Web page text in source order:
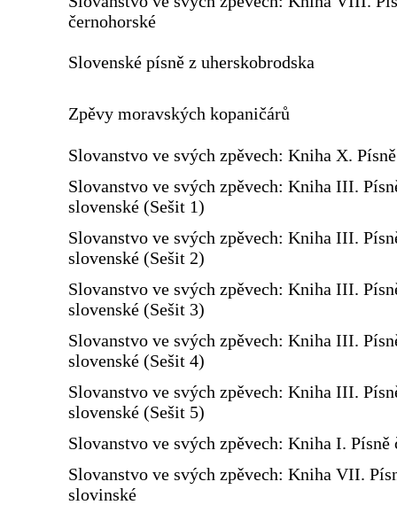
černohorské
Slovenské písně z uherskobrodska
Zpěvy moravských kopaničárů
Slovanstvo ve svých zpěvech: Kniha X.
Slovanstvo ve svých zpěvech: Kniha III.
slovenské (Sešit 1)
Slovanstvo ve svých zpěvech: Kniha III.
slovenské (Sešit 2)
Slovanstvo ve svých zpěvech: Kniha III.
slovenské (Sešit 3)
Slovanstvo ve svých zpěvech: Kniha III.
slovenské (Sešit 4)
Slovanstvo ve svých zpěvech: Kniha III.
slovenské (Sešit 5)
Slovanstvo ve svých zpěvech: Kniha I. Písně
Slovanstvo ve svých zpěvech: Kniha VII.
slovinské